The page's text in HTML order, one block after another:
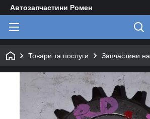
Автозапчастини Ромен
Товари та послуги Запчастини